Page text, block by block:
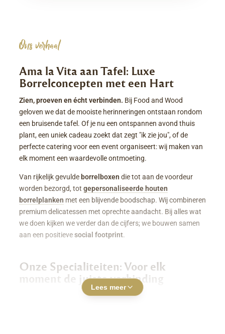
Ons verhaal
Ama la Vita aan Tafel: Luxe
Borrelconcepten met een Hart
Zien, proeven en écht verbinden. Bij Food and Wood
geloven we dat de mooiste herinneringen ontstaan rondom
een bruisende tafel. Of je nu een ontspannen avond thuis
plant, een uniek cadeau zoekt dat zegt "ik zie jou", of de
perfecte catering voor een event organiseert: wij maken van
elk moment een waardevolle ontmoeting.
Van rijkelijk gevuldeborrelboxen die tot aan de voordeur
worden bezorgd, tot gepersonaliseerde houten
borrelplanken met een blijvende boodschap. Wij combineren
premium delicatessen met oprechte aandacht. Bij alles wat
we doen kijken we verder dan de cijfers; we bouwen samen
aan een positievesocial footprint.
Onze Specialiteiten: Voor elk
moment de juiste verbinding
Luxe Borrelboxen & Borrelpakketten
Lees meer